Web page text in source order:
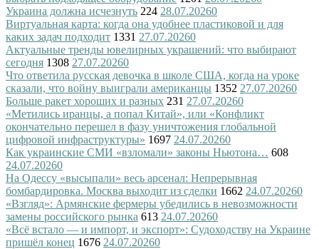
Украина должна исчезнуть 224 28.07.20260
Виртуальная карта: когда она удобнее пластиковой и для
каких задач подходит 1331 27.07.20260
Актуальные тренды ювелирных украшений: что выбирают
сегодня 1308 27.07.20260
Что ответила русская девочка в школе США, когда на уроке
сказали, что войну выиграли американцы 1352 27.07.20260
Больше ракет хороших и разных 231 27.07.20260
«Метились иранцы, а попал Китай», или «Конфликт
окончательно перешел в фазу уничтожения глобальной
цифровой инфраструктуры» 1697 24.07.20260
Как украинские СМИ «взломали» законы Ньютона… 608
24.07.20260
На Одессу «высыпали» весь арсенал: Непрерывная
бомбардировка. Москва выходит из сделки 1662 24.07.20260
«Взгляд»: Армянские фермеры убедились в невозможности
замены российского рынка 613 24.07.20260
«Всё встало — и импорт, и экспорт»: Судоходству на Украине
пришёл конец 1676 24.07.20260